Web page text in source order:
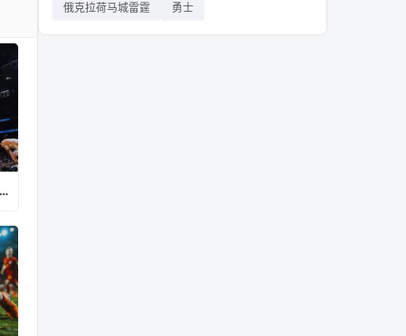
法国vs巴拉圭直播在线观看高清视频
俄克拉荷马城雷霆
勇士